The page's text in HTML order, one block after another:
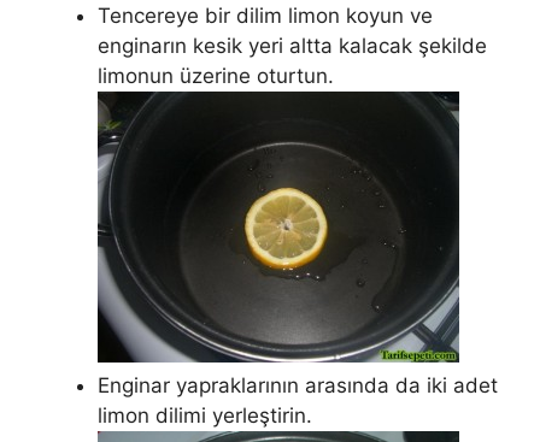
Tencereye bir dilim limon koyun ve
enginarın kesik yeri altta kalacak şekilde
limonun üzerine oturtun.
Enginar yapraklarının arasında da iki adet
limon dilimi yerleştirin.